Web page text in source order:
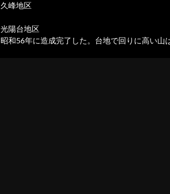
久峰地区
光陽台地区
昭和56年に造成完了した。台地で回りに高い